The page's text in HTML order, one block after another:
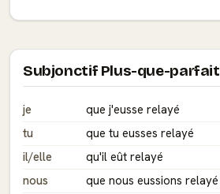
Subjonctif Plus-que-parfait
je
que j'eusse relayé
tu
que tu eusses relayé
il/elle
qu'il eût relayé
nous
que nous eussions relayé